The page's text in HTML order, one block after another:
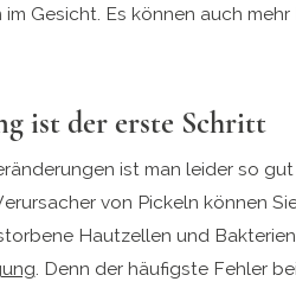
Gesicht. Es können auch mehr
ist der erste Schritt
ist man leider so
von Pickeln können
Hautzellen und
. Denn der häufigste Fehler